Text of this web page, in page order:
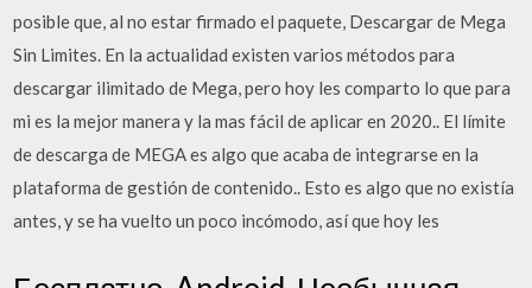
posible que, al no estar firmado el paquete, Descargar de Mega
Sin Limites. En la actualidad existen varios métodos para
descargar ilimitado de Mega, pero hoy les comparto lo que para
mi es la mejor manera y la mas fácil de aplicar en 2020.. El límite
de descarga de MEGA es algo que acaba de integrarse en la
plataforma de gestión de contenido.. Esto es algo que no existía
antes, y se ha vuelto un poco incómodo, así que hoy les